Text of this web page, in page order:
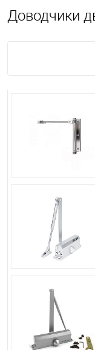
Доводчики